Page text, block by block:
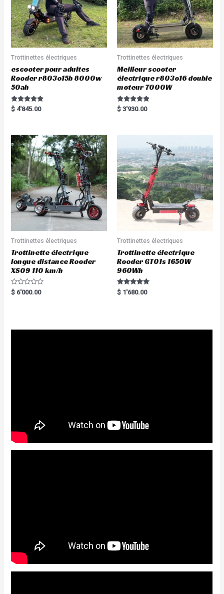
Trottinettes électriques
escooter pour adultes
Rooder r803o15b 8000w
50ah
Rated
5.00
$ 4'845.00
Trottinettes électriques
Meilleur scooter
électrique r803o16 double
moteur 7000W
Rated
5.00
$ 3'930.00
Trottinettes électriques
Trottinette électrique
longue distance Rooder
XS09 110 km/h
R
a
$ 6'000.00
Trottinettes électriques
Trottinette électrique
Rooder GT01s 1650W
960Wh
Rated
5.00
$ 1'680.00